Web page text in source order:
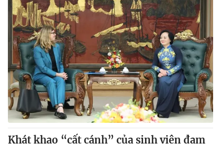
® Cấm sao chép dưới mọi hình thức nếu không có sự chấp
thuận bằng văn bản. Ghi rõ nguồn VTV.vn khi phát hành lại
thông tin từ website này.
Khát khao “cất cánh” của sinh viên đam